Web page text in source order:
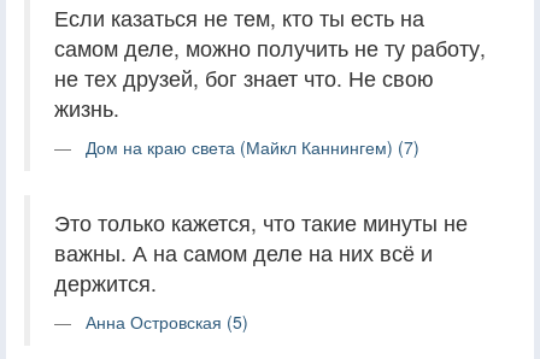
Если казаться не тем, кто ты есть на
самом деле, можно получить не ту работу,
не тех друзей, бог знает что. Не свою
жизнь.
Дом на краю света (Майкл Каннингем) (7)
Это только кажется, что такие минуты не
важны. А на самом деле на них всё и
держится.
Анна Островская (5)